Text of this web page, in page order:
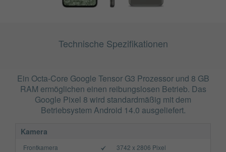
Technische Spezifikationen
Ein Octa-Core Google Tensor G3 Prozessor und 8 GB
RAM ermöglichen einen reibungslosen Betrieb. Das
Google Pixel 8 wird standardmäßig mit dem
Betriebsystem Android 14.0 ausgeliefert.
Kamera
Frontkamera
3742 x 2806 Pixel